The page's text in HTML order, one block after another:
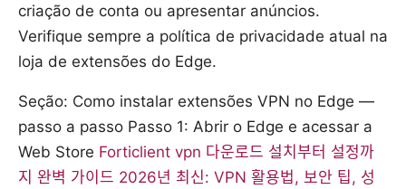
criação de conta ou apresentar anúncios.
Verifique sempre a política de privacidade atual na
loja de extensões do Edge.
Seção: Como instalar extensões VPN no Edge —
passo a passo Passo 1: Abrir o Edge e acessar a
Web Store Forticlient vpn 다운로드 설치부터 설정까
지 완벽 가이드 2026년 최신: VPN 활용법, 보안 팁, 성